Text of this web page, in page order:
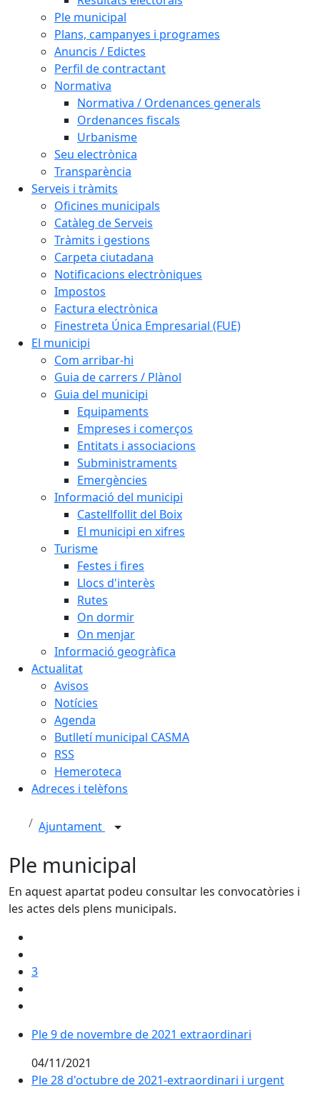
Ple municipal
Plans, campanyes i programes
Anuncis / Edictes
Perfil de contractant
Normativa
Normativa / Ordenances generals
Ordenances fiscals
Urbanisme
Seu electrònica
Transparència
Serveis i tràmits
Oficines municipals
Catàleg de Serveis
Tràmits i gestions
Carpeta ciutadana
Notificacions electròniques
Impostos
Factura electrònica
Finestreta Única Empresarial (FUE)
El municipi
Com arribar-hi
Guia de carrers / Plànol
Guia del municipi
Equipaments
Empreses i comerços
Entitats i associacions
Subministraments
Emergències
Informació del municipi
Castellfollit del Boix
El municipi en xifres
Turisme
Festes i fires
Llocs d'interès
Rutes
On dormir
On menjar
Informació geogràfica
Actualitat
Avisos
Notícies
Agenda
Butlletí municipal CASMA
RSS
Hemeroteca
Adreces i telèfons
Ajuntament
Ple municipal
En aquest apartat podeu consultar les convocatòries i
les actes dels plens municipals.
3
Ple 9 de novembre de 2021 extraordinari
04/11/2021
Ple 28 d'octubre de 2021-extraordinari i urgent